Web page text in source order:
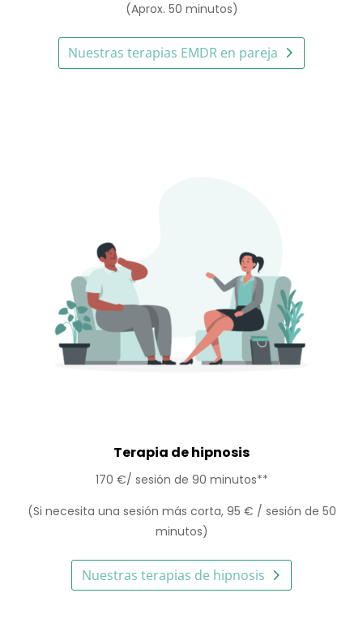
(Aprox. 50 minutos)
Nuestras terapias EMDR en pareja
Terapia de hipnosis
170 €/ sesión de 90 minutos**
(Si necesita una sesión más corta, 95 € / sesión de 50
minutos)
Nuestras terapias de hipnosis